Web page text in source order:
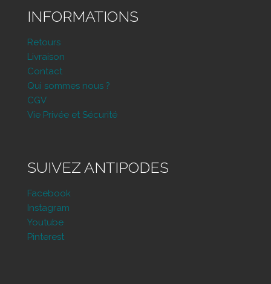
INFORMATIONS
Retours
Livraison
Contact
Qui sommes nous ?
CGV
Vie Privée et Sécurité
SUIVEZ ANTIPODES
Facebook
Instagram
Youtube
Pinterest